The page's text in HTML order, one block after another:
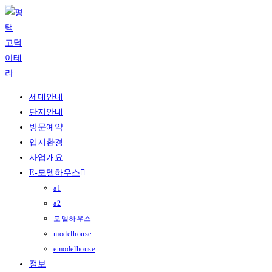
Skip
to
content
세대안내
단지안내
방문예약
입지환경
사업개요
E-모델하우스
a1
a2
모델하우스
modelhouse
emodelhouse
정보